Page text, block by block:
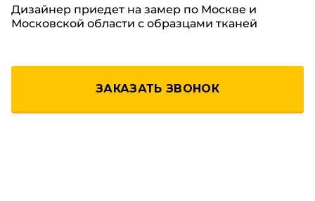
Дизайнер приедет на замер по Москве и
Московской области с образцами тканей
ЗАКАЗАТЬ ЗВОНОК